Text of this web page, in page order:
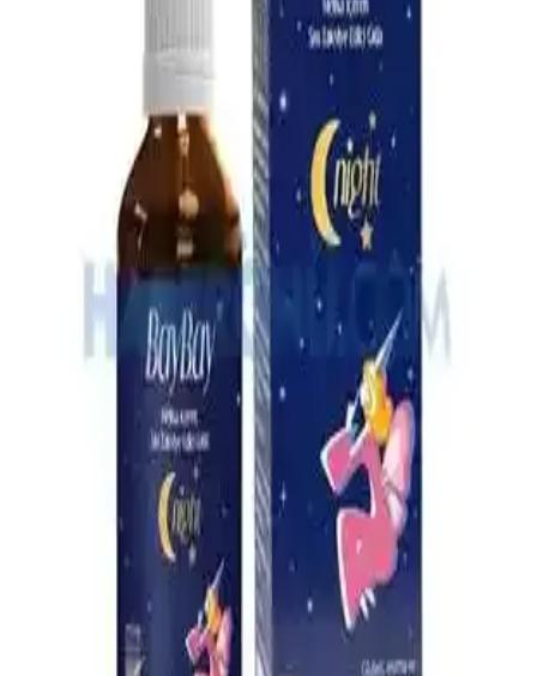
Omo Hijyen Ürünleri: Günlük Temizlik ve Hijyen
İçin Güvenilir Çözüm
Omo hijyen ürünleri, çocuklar ve ev kullanımı için etkili temizlik ve
hijyen sağlar, çok yönlü ürün yelpazesiyle günlük yaşamda güvenilir
4 Aylık Bebekler İçin Ek Gıda Rehberi: Temel İlkeler
ve Uygulamalar
4 aylık bebekler için ek gıda süreci, gelişimsel belirtiler ve hijyen
kurallarıyla sağlıklı beslenme alışkanlıklarının kazanılması üzerine
En İyi Bebek Çantası Seçimi: Dayanıklı, Pratik ve
Ergonomik Modeller Rehberi
Bebek çantası seçerken dayanıklılık, su geçirmezlik, geniş iç hacim
ve ergonomik tasarım gibi önemli özelliklere dikkat edin. Bu
rehberle en uygun modeli kolayca bulun.
Çocuklar İçin Güvenli ve Etkili Boğaz Spreyleri:
Kullanım ve Güvenlik Rehberi
Çocuklar için güvenli ve doğal içeriklerle formüle edilen boğaz
spreyleri, tahrişi hafifletir ve rahatlatır. Kullanım talimatlarına
uyulduğunda güvenlidir, ebeveynler ve doktorlar tarafından tercih